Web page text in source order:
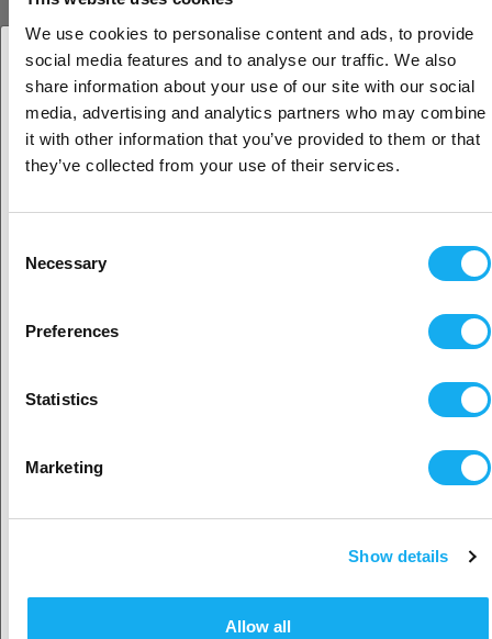
We use cookies to personalise content and ads, to provide
social media features and to analyse our traffic. We also
share information about your use of our site with our social
media, advertising and analytics partners who may combine
it with other information that you’ve provided to them or that
they’ve collected from your use of their services.
Selection
Necessary
Preferences
Statistics
Marketing
Show details
Allow all
PrimaCreator V-Wheels with
bearing for Creality CR/Ender
series
6,90
Tilattu, ei arvioitua
päivämäärää
PrimaCreator PTFE Bowden Tube
Current, 8-Axis Motherboard
Oletko yritys- vai yksityisasiakas?
Yritysasiakas